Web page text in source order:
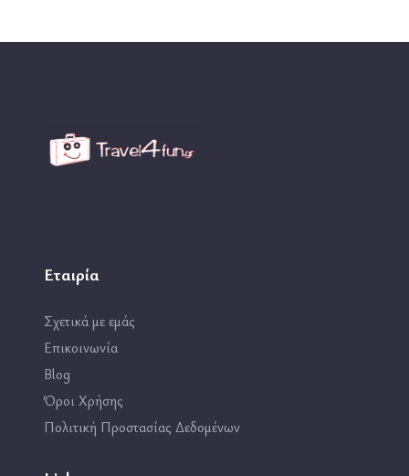
Εταιρία
Σχετικά με εμάς
Επικοινωνία
Blog
Όροι Χρήσης
Πολιτική Προστασίας Δεδομένων